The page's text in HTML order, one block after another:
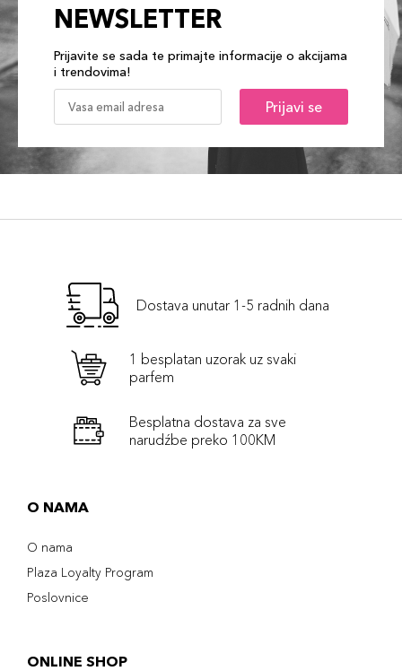
NEWSLETTER
Prijavite se sada te primajte informacije o akcijama
i trendovima!
Prijavi se
Dostava unutar 1-5 radnih dana
1 besplatan uzorak uz svaki
parfem
Besplatna dostava za sve
narudźbe preko 100KM
O NAMA
O nama
Plaza Loyalty Program
Poslovnice
ONLINE SHOP